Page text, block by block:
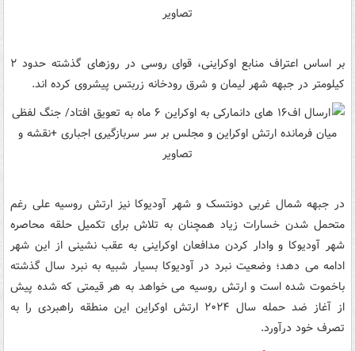
بر اساس اعتراف منابع اوکراینی، قوای روسی در روزهای گذشته حدود ۲
کیلومتر در جبهه شهر لیمان و شرق رودخانه زربتس پیشروی کرده اند.
در جبهه شمال غربی دونتسک و شهر آودیوکا نیز ارتش روسیه علی رغم
متحمل شدن خسارات زیاد همچنان به تلاش برای تکمیل حلقه محاصره
شهر آودیوکا و وادار کردن مدافعان اوکراینی به عقب نشینی از این شهر
ادامه می دهد؛ وضعیت نبرد در آودیوکا بسیار شبیه به نبرد سال گذشته
باخموت شده است و ارتش روسیه می خواهد به هر قیمتی که شده پیش
از آغاز ضد حمله سال ۲۰۲۴ ارتش اوکراین این منطقه راهبردی را به
تصرف خود درآورد.